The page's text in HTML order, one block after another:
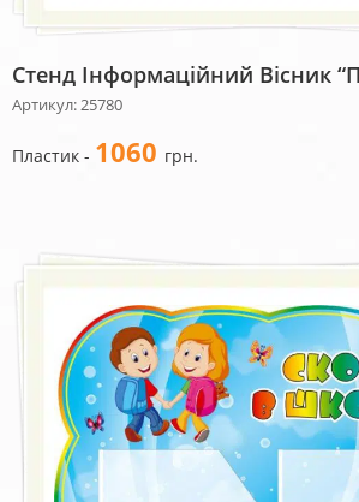
Стенд Інформаційний Вісник
Артикул: 25780
Пластик - 1060 грн.